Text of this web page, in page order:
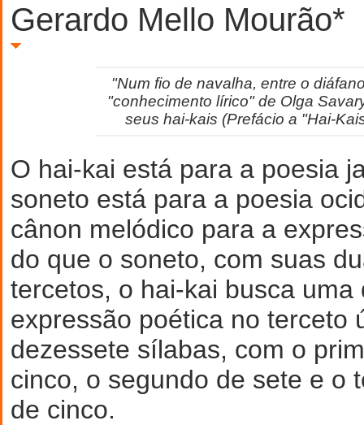
Gerardo Mello Mourão*
"Num fio de navalha, entre o
"conhecimento lírico" de Olga
seus hai-kais (Prefácio a "Hai-
O hai-kai está para a poesia
soneto está para a poesia
cânon melódico para a
do que o soneto, com suas
tercetos, o hai-kai busca uma
expressão poética no terceto
dezessete sílabas, com o
cinco, o segundo de sete e o
de cinco.